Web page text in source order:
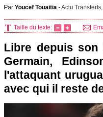
Par Youcef Touaitia -Actu
Taille du texte:
Libre depuis
Germain,
l'attaquant
avec qui il reste